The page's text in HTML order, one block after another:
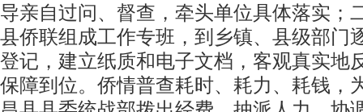
导亲自过问、督查，牵头单位具体落实；
县侨联组成工作专班，到乡镇、县级部门
登记，建立纸质和电子文档，客观真实地
保障到位。侨情普查耗时、耗力、耗钱，